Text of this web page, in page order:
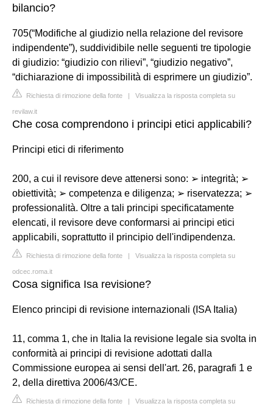
bilancio?
705(“Modifiche al giudizio nella relazione del revisore
indipendente”), suddividibile nelle seguenti tre tipologie
di giudizio: “giudizio con rilievi”, “giudizio negativo”,
“dichiarazione di impossibilità di esprimere un giudizio”.
Richiesta di rimozione della fonte | Visualizza la risposta completa su
revilaw.it
Che cosa comprendono i principi etici applicabili?
Principi etici di riferimento
200, a cui il revisore deve attenersi sono: ➢ integrità; ➢
obiettività; ➢ competenza e diligenza; ➢ riservatezza; ➢
professionalità. Oltre a tali principi specificatamente
elencati, il revisore deve conformarsi ai principi etici
applicabili, soprattutto il principio dell'indipendenza.
Richiesta di rimozione della fonte | Visualizza la risposta completa su
odcec.roma.it
Cosa significa Isa revisione?
Elenco principi di revisione internazionali (ISA Italia)
11, comma 1, che in Italia la revisione legale sia svolta in
conformità ai principi di revisione adottati dalla
Commissione europea ai sensi dell'art. 26, paragrafi 1 e
2, della direttiva 2006/43/CE.
Richiesta di rimozione della fonte | Visualizza la risposta completa su